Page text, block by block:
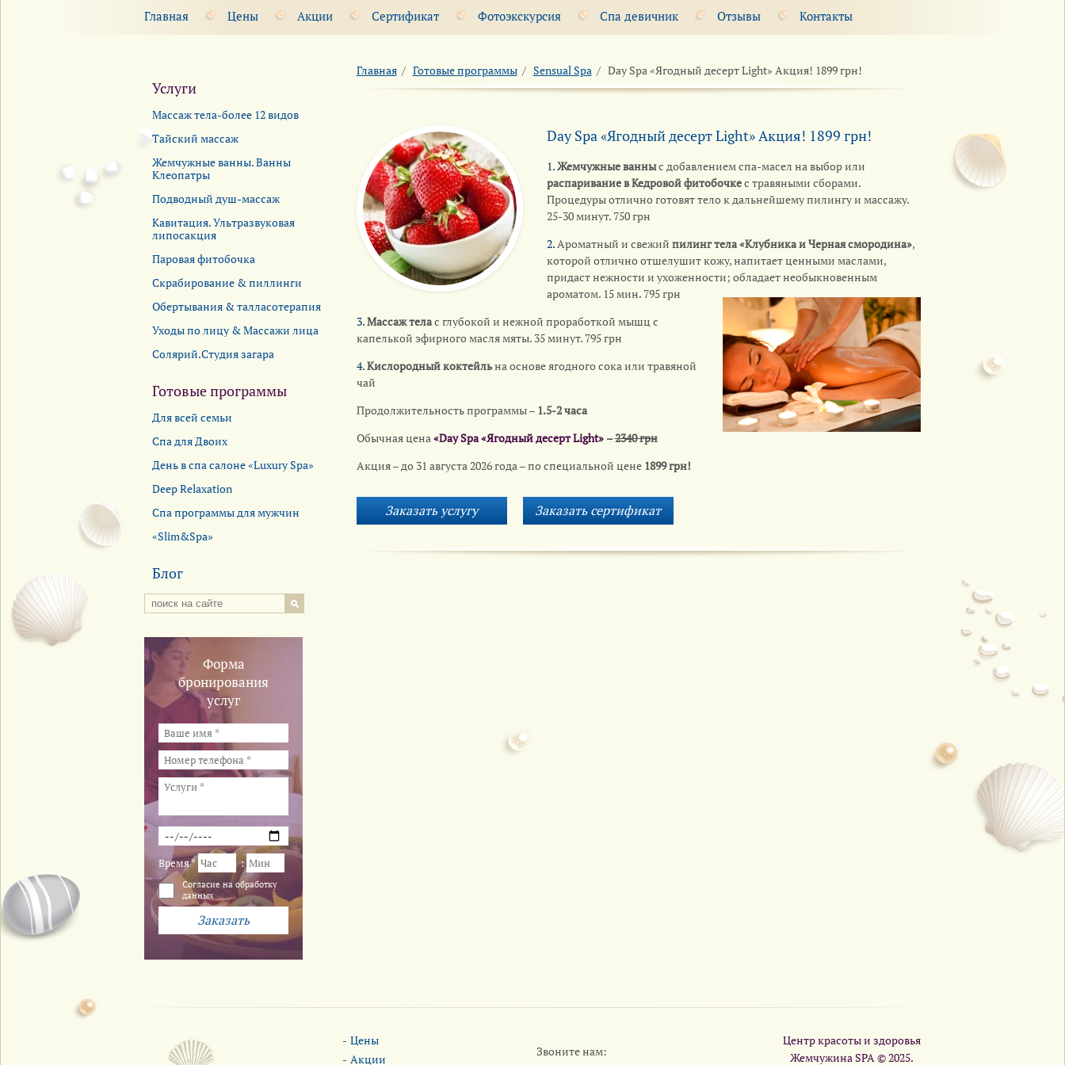
Главная Цены Акции Сертификат Фотоэкскурсия Спа девичник Отзывы Контакты
Услуги
Массаж тела-более 12 видов
Тайский массаж
Жемчужные ванны. Ванны
Клеопатры
Подводный душ-массаж
Кавитация. Ультразвуковая
липосакция
Паровая фитобочка
Скрабирование & пиллинги
Обертывания & талласотерапия
Уходы по лицу & Массажи лица
Солярий.Студия загара
Готовые программы
Для всей семьи
Спа для Двоих
День в спа салоне «Luxury Spa»
Deep Relaxation
Спа программы для мужчин
«Slim&Spa»
Блог
Форма
бронирования
услуг
Время * :
Cогласие на обработку
данных
Главная/ Готовые программы/ Sensual Spa / Day Spa «Ягодный десерт Light» Акция! 1899 грн!
Day Spa «Ягодный десерт Light» Акция! 1899 грн!
1.Жемчужные ванныс добавлением спа-масел на выбор или
распаривание в Кедровой фитобочкес травяными сборами.
Процедуры отлично готовят тело к дальнейшему пилингу и массажу.
25-30 минут. 750 грн
2.Ароматный и свежий пилинг тела «Клубника и Черная смородина»,
которой отлично отшелушит кожу, напитает ценными маслами,
придаст нежности и ухоженности; обладает необыкновенным
ароматом. 15 мин. 795 грн
3.Массаж телас глубокой и нежной проработкой мышц с
капелькой эфирного масля мяты. 35 минут. 795 грн
4.Кислородный коктейльна основе ягодного сока или травяной
чай
Продолжительность программы – 1.5-2 часа
Обычная цена «Day Spa «Ягодный десерт Light» –2340 грн
Акция – до 31 августа 2026 года – по специальной цене 1899 грн!
Цены
Акции
Звоните нам:
Центр красоты и здоровья
Жемчужина SPA © 2025.